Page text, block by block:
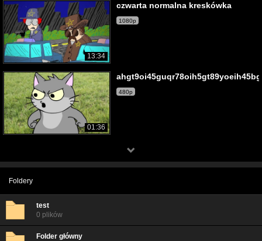
13:34
czwarta normalna kreskówka
1080p
01:36
480p
Foldery
test
0 plików
Folder główny